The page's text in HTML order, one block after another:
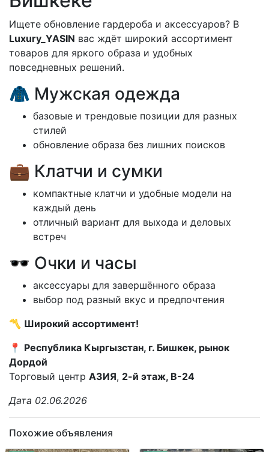
Ищете обновление гардероба и аксессуаров? В
Luxury_YASIN вас ждёт широкий ассортимент
товаров для яркого образа и удобных
повседневных решений.
🧥 Мужская одежда
базовые и трендовые позиции для разных
стилей
обновление образа без лишних поисков
💼 Клатчи и сумки
компактные клатчи и удобные модели на
каждый день
отличный вариант для выхода и деловых
встреч
🕶 Очки и часы
аксессуары для завершённого образа
выбор под разный вкус и предпочтения
〽️ Широкий ассортимент!
📍 Республика Кыргызстан, г. Бишкек, рынок
Дордой
Торговый центр АЗИЯ, 2-й этаж, В-24
Дата 02.06.2026
Похожие объявления